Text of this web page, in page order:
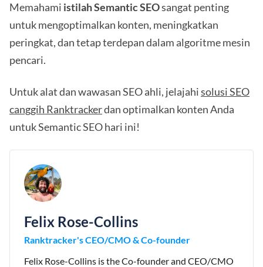
Memahami istilah Semantic SEOsangat penting
untuk mengoptimalkan konten, meningkatkan
peringkat, dan tetap terdepan dalam algoritme mesin
pencari.
Untuk alat dan wawasan SEO ahli, jelajahisolusi SEO
canggih Ranktrackerdan optimalkan konten Anda
untuk Semantic SEO hari ini!
Felix Rose-Collins
Ranktracker's CEO/CMO & Co-founder
Felix Rose-Collins is the Co-founder and CEO/CMO